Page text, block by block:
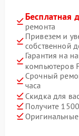
Бесплатная
ремонта
Привезем и
собственной
Гарантия на
компьютеров
Срочный
часа
Скидка для
Получите